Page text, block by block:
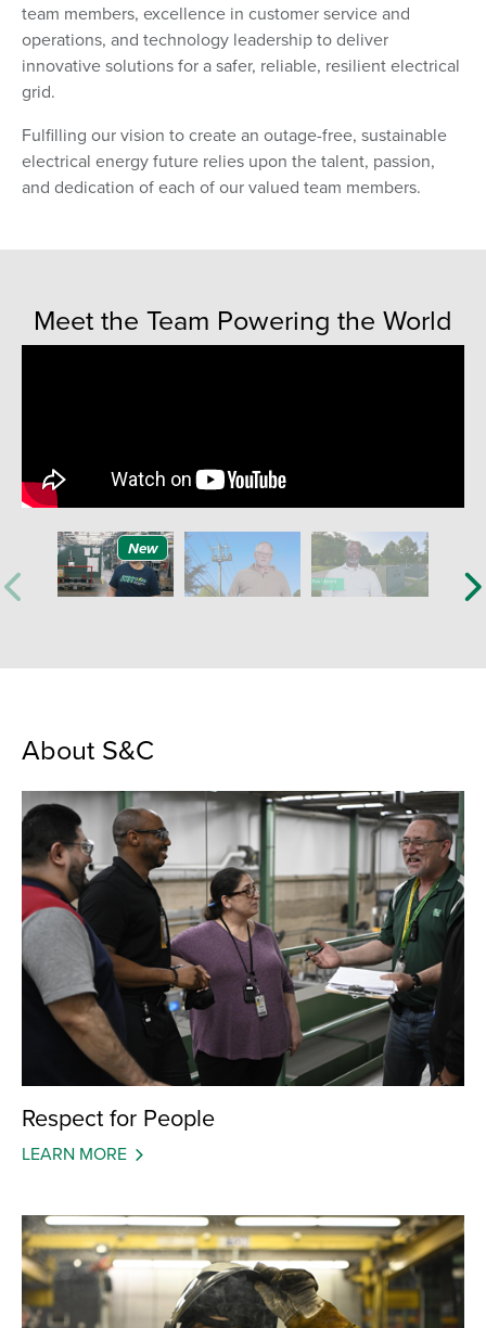
team members, excellence in customer service and
operations, and technology leadership to deliver
innovative solutions for a safer, reliable, resilient electrical
grid.
Fulfilling our vision to create an outage-free, sustainable
electrical energy future relies upon the talent, passion,
and dedication of each of our valued team members.
Meet the Team Powering the World
New
About S&C
Respect for People
LEARN MORE